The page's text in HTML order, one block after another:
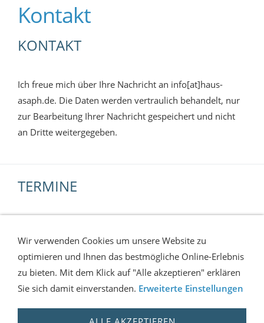
Kontakt
KONTAKT
Ich freue mich über Ihre Nachricht an info[at]haus-
asaph.de. Die Daten werden vertraulich behandelt, nur
zur Bearbeitung Ihrer Nachricht gespeichert und nicht
an Dritte weitergegeben.
TERMINE
RSS Haus Asaph abonnieren
SIE SIND BESUCHER NR.
Wir verwenden Cookies um unsere Website zu
optimieren und Ihnen das bestmögliche Online-Erlebnis
zu bieten. Mit dem Klick auf "Alle akzeptieren" erklären
Sie sich damit einverstanden. Erweiterte Einstellungen